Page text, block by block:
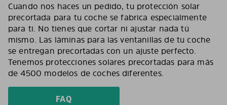
Cuando nos haces un pedido, tu protección solar
precortada para tu coche se fabrica especialmente
para ti. No tienes que cortar ni ajustar nada tú
mismo. Las láminas para las ventanillas de tu coche
se entregan precortadas con un ajuste perfecto.
Tenemos protecciones solares precortadas para más
de 4500 modelos de coches diferentes.
FAQ